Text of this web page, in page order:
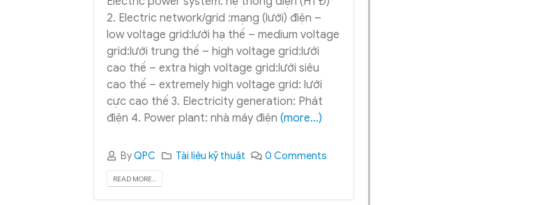
2. Electric network/grid :mạng (lưới) điện –
low voltage grid:lưới hạ thế – medium voltage
grid:lưới trung thế – high voltage grid:lưới
cao thế – extra high voltage grid:lưới siêu
cao thế – extremely high voltage grid: lưới
cực cao thế 3. Electricity generation: Phát
điện 4. Power plant: nhà máy điện (more…)
ByQPC Tài liệu kỹ thuật 0 Comments
READ MORE...